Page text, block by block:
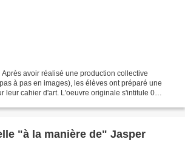
avoir réalisé une production collective
à pas en images), les élèves ont préparé une
leur cahier d'art. L'oeuvre originale s'intitule 0
"à la manière de" Jasper